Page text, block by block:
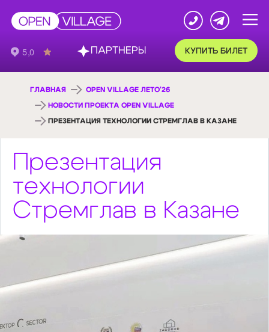
КУПИТЬ БИЛЕТ
ГЛАВНАЯ OPEN VILLAGE ЛЕТО'26
НОВОСТИ ПРОЕКТА OPEN VILLAGE
ПРЕЗЕНТАЦИЯ ТЕХНОЛОГИИ СТРЕМГЛАВ В КАЗАНЕ
Презентация
технологии
Стремглав в Казане